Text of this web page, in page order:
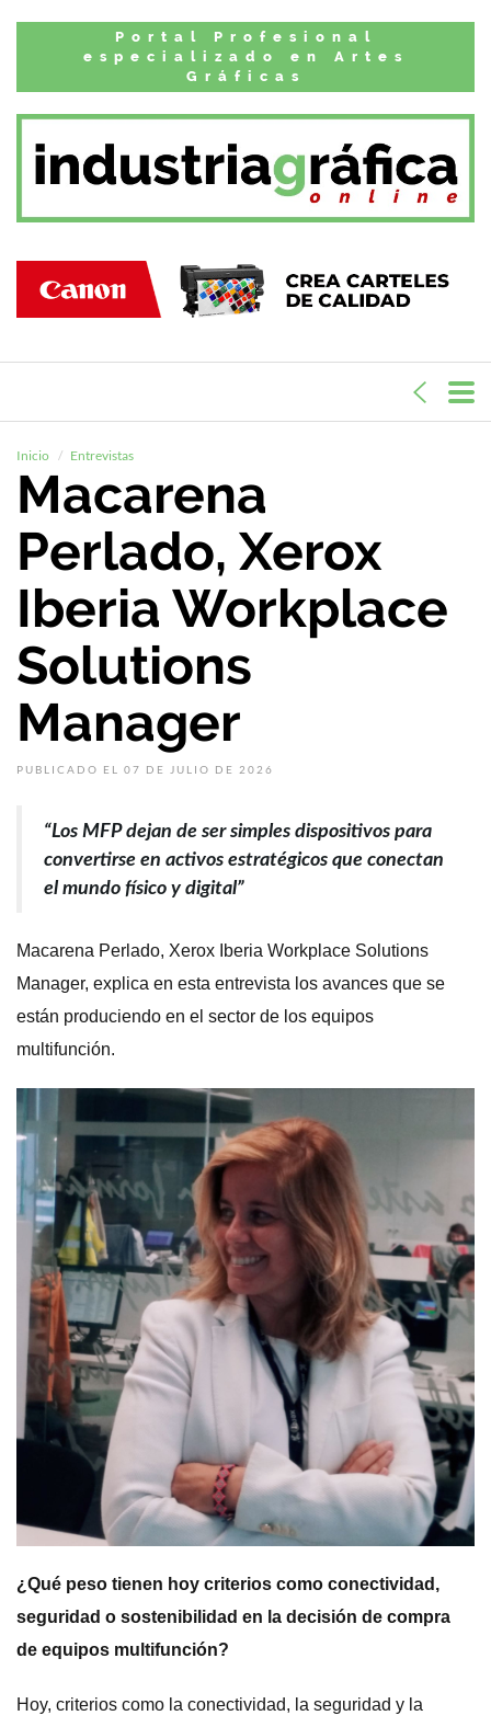
Portal Profesional
especializado en Artes
Gráficas
Inicio Entrevistas
Macarena
Perlado, Xerox
Iberia Workplace
Solutions
Manager
PUBLICADO EL 07 DE JULIO DE 2026
“Los MFP dejan de ser simples dispositivos para
convertirse en activos estratégicos que conectan
el mundo físico y digital”
Macarena Perlado, Xerox Iberia Workplace Solutions
Manager, explica en esta entrevista los avances que se
están produciendo en el sector de los equipos
multifunción.
¿Qué peso tienen hoy criterios como conectividad,
seguridad o sostenibilidad en la decisión de compra
de equipos multifunción?
Hoy, criterios como la conectividad, la seguridad y la